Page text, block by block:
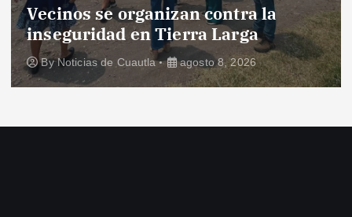
Vecinos se organizan contra la
inseguridad en Tierra Larga
ByNoticias de Cuautla agosto 8, 2026